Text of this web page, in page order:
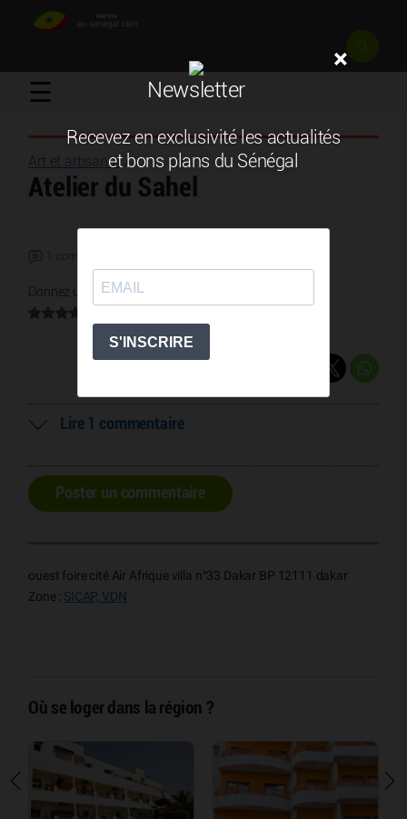
☰
Art et artisanat/
Atelier du Sahel
1 commentaire
Donnez une note
Lire 1 commentaire
Poster un commentaire
ouest foire cité Air Afrique villa n°33 Dakar BP 12111 dakar
Zone : SICAP, VDN
Où se loger dans la région ?
×
Newsletter
Recevez en exclusivité les actualités
et bons plans du Sénégal